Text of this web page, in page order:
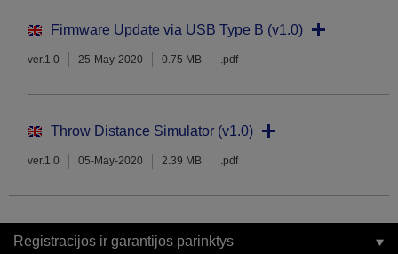
Firmware Update via USB Type B (v1.0)
ver.1.0 25-May-2020 0.75 MB .pdf
Throw Distance Simulator (v1.0)
ver.1.0 05-May-2020 2.39 MB .pdf
Registracijos ir garantijos parinktys